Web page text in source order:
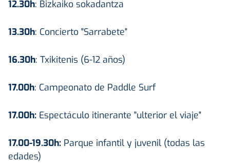
12.30h: Bizkaiko sokadantza
13.30h: Concierto "Sarrabete"
16.30h: Txikitenis (6-12 años)
17.00h: Campeonato de Paddle Surf
17.00h: Espectáculo itinerante "ulterior el viaje"
17.00-19.30h: Parque infantil y juvenil (todas las
edades)